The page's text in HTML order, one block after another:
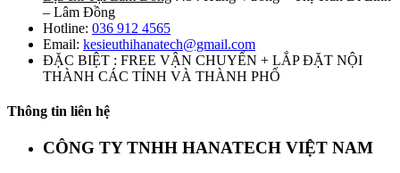
– Lâm Đồng
Hotline: 036 912 4565
Email: kesieuthihanatech@gmail.com
ĐẶC BIỆT : FREE VẬN CHUYỂN + LẮP ĐẶT NỘI
THÀNH CÁC TỈNH VÀ THÀNH PHỐ
Thông tin liên hệ
CÔNG TY TNHH HANATECH VIỆT NAM